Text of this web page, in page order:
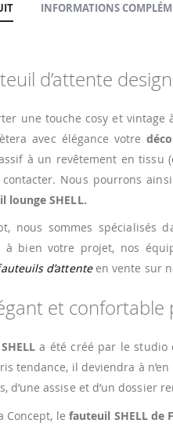
d’attente
une touche cosy et vintage
avec élégance votre
à un revêtement en tissu
contacter. Nous pourrons
lounge SHELL.
nous sommes spécialisés
à bien votre projet, nos
d’attenteen vente sur
et confortable
a été créé par le studio
tendance, il deviendra à
d’une assise et d’un dossier
Concept, le fauteuil SHELL de
INFORMATIONS